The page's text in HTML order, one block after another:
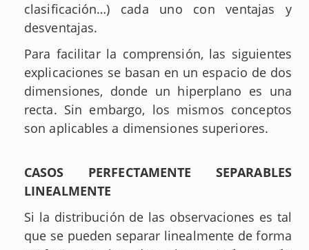
clasificación…) cada uno con ventajas y
desventajas.
Para facilitar la comprensión, las siguientes
explicaciones se basan en un espacio de dos
dimensiones, donde un hiperplano es una
recta. Sin embargo, los mismos conceptos
son aplicables a dimensiones superiores.
CASOS PERFECTAMENTE SEPARABLES
LINEALMENTE
Si la distribución de las observaciones es tal
que se pueden separar linealmente de forma